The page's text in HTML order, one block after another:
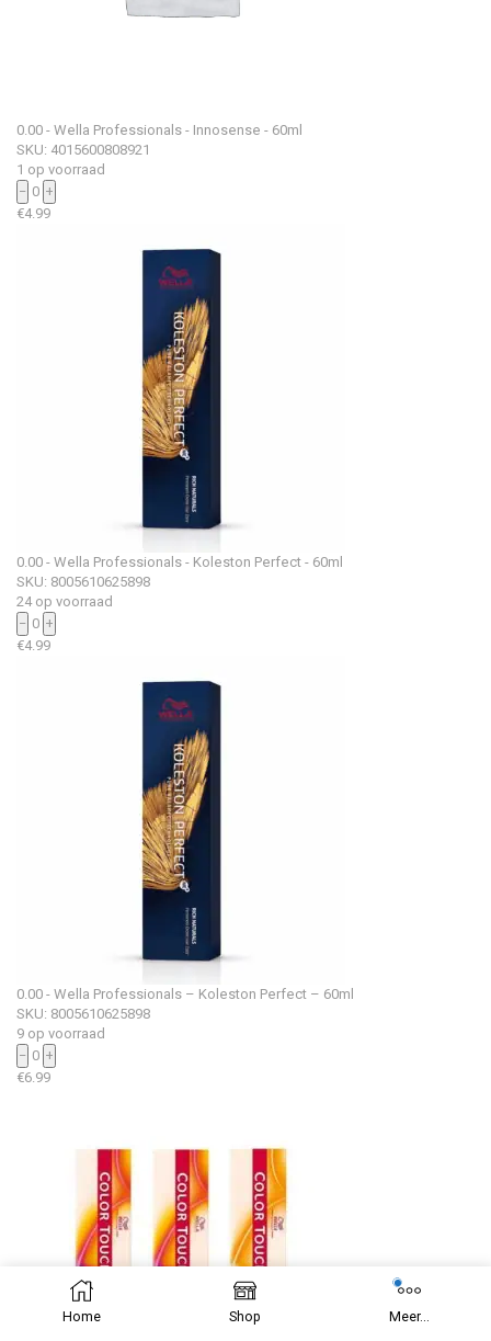
0.00 - Wella Professionals - Innosense - 60ml
SKU: 4015600808921
1 op voorraad
− 0 +
€4.99
0.00 - Wella Professionals - Koleston Perfect - 60ml
SKU: 8005610625898
24 op voorraad
− 0 +
€4.99
0.00 - Wella Professionals – Koleston Perfect – 60ml
SKU: 8005610625898
9 op voorraad
− 0 +
€6.99
Home Shop Meer...